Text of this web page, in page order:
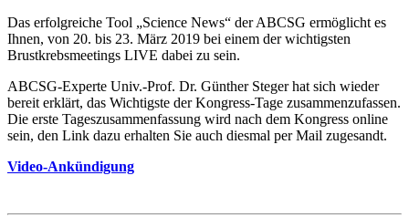
Das erfolgreiche Tool „Science News“ der ABCSG ermöglicht es
Ihnen, von 20. bis 23. März 2019 bei einem der wichtigsten
Brustkrebsmeetings LIVE dabei zu sein.
ABCSG-Experte Univ.-Prof. Dr. Günther Steger hat sich wieder
bereit erklärt, das Wichtigste der Kongress-Tage zusammenzufassen.
Die erste Tageszusammenfassung wird nach dem Kongress online
sein, den Link dazu erhalten Sie auch diesmal per Mail zugesandt.
Video-Ankündigung